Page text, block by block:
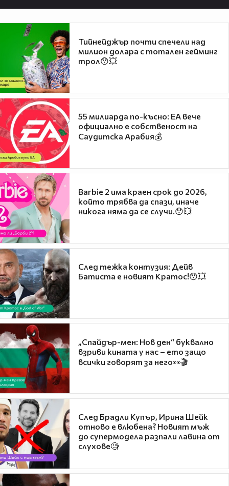
Тийнейджър почти спечели над
милион долара с тотален гейминг
трол😯💥
55 милиарда по-късно: EA вече
официално е собственост на
Саудитска Арабия💰
Barbie 2 има краен срок до 2026,
който трябва да спази, иначе
никога няма да се случи.😯💥
След тежка контузия: Дейв
Батиста е новият Кратос!😯💥
„Спайдър-мен: Нов ден“ буквално
взриви кината у нас – ето защо
всички говорят за него👀🎬
След Брадли Купър, Ирина Шейк
отново е влюбена? Новият мъж
до супермодела разпали лавина от
слухове🧐